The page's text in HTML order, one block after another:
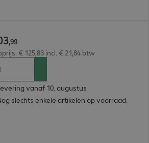
,99
€ 125,83 incl. € 21,84 btw
vanaf 10. augustus
slechts enkele artikelen op voorraad.